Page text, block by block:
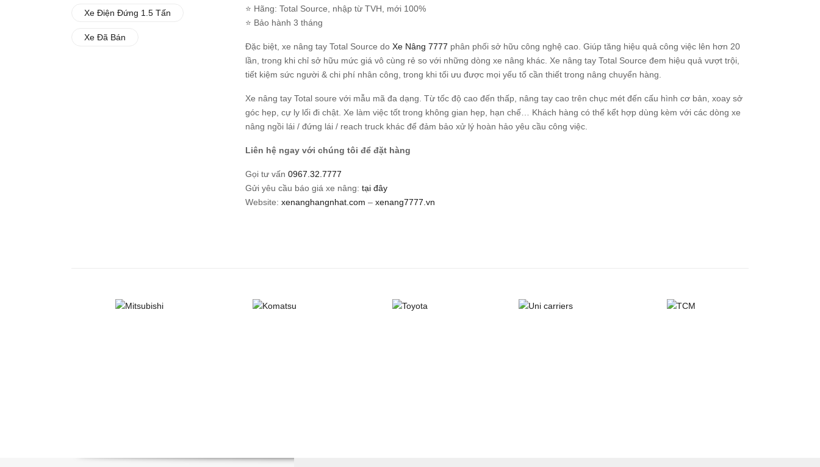
⭐ Hãng: Total Source, nhập từ TVH, mới 100%
⭐ Bảo hành 3 tháng
Đặc biệt, xe nâng tay Total Source do Xe Nâng 7777 phân phối sở hữu công nghệ cao. Giúp tăng hiệu quả công việc lên hơn 20
lần, trong khi chỉ sở hữu mức giá vô cùng rẻ so với những dòng xe nâng khác. Xe nâng tay Total Source đem hiệu quả vượt trội,
tiết kiệm sức người & chi phí nhân công, trong khi tối ưu được mọi yếu tố cần thiết trong nâng chuyển hàng.
Xe nâng tay Total soure với mẫu mã đa dạng. Từ tốc độ cao đến thấp, nâng tay cao trên chục mét đến cấu hình cơ bản, xoay sở
góc hẹp, cự ly lối đi chật. Xe làm việc tốt trong không gian hẹp, hạn chế… Khách hàng có thể kểt hợp dùng kèm với các dòng xe
nâng ngồi lái / đứng lái / reach truck khác để đảm bảo xử lý hoàn hảo yêu cầu công việc.
Liên hệ ngay với chúng tôi để đặt hàng
Gọi tư vấn 0967.32.7777
Gửi yêu cầu báo giá xe nâng: tại đây
Website: xenanghangnhat.com – xenang7777.vn
Xe Điện Đứng 1.5 Tấn
Xe Đã Bán